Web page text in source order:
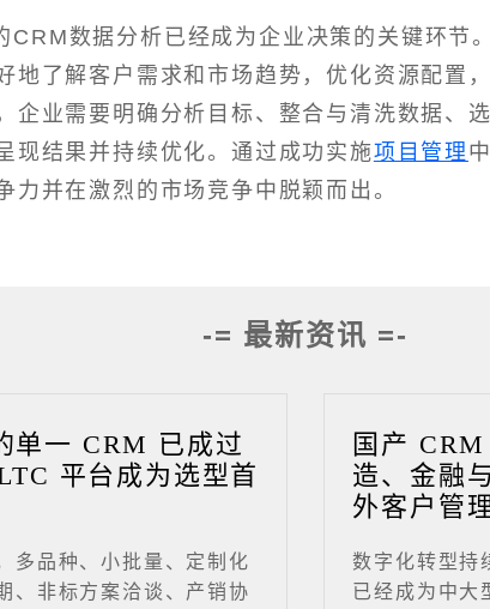
CRM数据分析已经成为企业决策的关键环节
地了解客户需求和市场趋势，优化资源配置
企业需要明确分析目标、整合与清洗数据、
现结果并持续优化。通过成功实施项目管理
力并在激烈的市场竞争中脱颖而出。
-= 最新资讯 =-
单一 CRM 已成过
平台成为选型首
多品种、小批量、定制化
、非标方案洽谈、产销协
国产
造、金融
外客户管
数字化转型持
已经成为中大